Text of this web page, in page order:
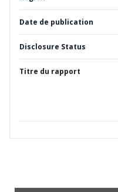
Date de publication
Disclosure Status
Titre du rapport